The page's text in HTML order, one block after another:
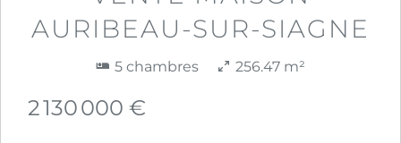
AURIBEAU-SUR-SIAGNE
5 chambres 256.47 m²
2 130 000 €